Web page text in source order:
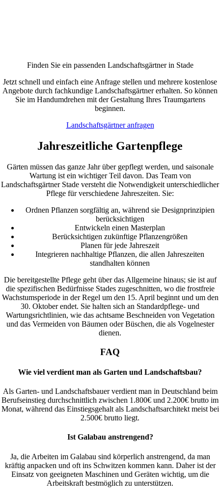
Finden Sie ein passenden Landschaftsgärtner in Stade
Jetzt schnell und einfach eine Anfrage stellen und mehrere kostenlose
Angebote durch fachkundige Landschaftsgärtner erhalten. So können
Sie im Handumdrehen mit der Gestaltung Ihres Traumgartens
beginnen.
Landschaftsgärtner anfragen
Jahreszeitliche Gartenpflege
Gärten müssen das ganze Jahr über gepflegt werden, und saisonale
Wartung ist ein wichtiger Teil davon. Das Team von
Landschaftsgärtner Stade versteht die Notwendigkeit unterschiedlicher
Pflege für verschiedene Jahreszeiten. Sie:
Ordnen Pflanzen sorgfältig an, während sie Designprinzipien
berücksichtigen
Entwickeln einen Masterplan
Berücksichtigen zukünftige Pflanzengrößen
Planen für jede Jahreszeit
Integrieren nachhaltige Pflanzen, die allen Jahreszeiten
standhalten können
Die bereitgestellte Pflege geht über das Allgemeine hinaus; sie ist auf
die spezifischen Bedürfnisse Stades zugeschnitten, wo die frostfreie
Wachstumsperiode in der Regel um den 15. April beginnt und um den
30. Oktober endet. Sie halten sich an Standardpflege- und
Wartungsrichtlinien, wie das achtsame Beschneiden von Vegetation
und das Vermeiden von Bäumen oder Büschen, die als Vogelnester
dienen.
FAQ
Wie viel verdient man als Garten und Landschaftsbau?
Als Garten- und Landschaftsbauer verdient man in Deutschland beim
Berufseinstieg durchschnittlich zwischen 1.800€ und 2.200€ brutto im
Monat, während das Einstiegsgehalt als Landschaftsarchitekt meist bei
2.500€ brutto liegt.
Ist Galabau anstrengend?
Ja, die Arbeiten im Galabau sind körperlich anstrengend, da man
kräftig anpacken und oft ins Schwitzen kommen kann. Daher ist der
Einsatz von geeigneten Maschinen und Geräten wichtig, um die
Arbeitskraft bestmöglich zu unterstützen.